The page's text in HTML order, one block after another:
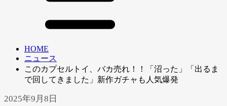
HOME
ニュース
このカプセルトイ、バカ売れ！！「沼った」「出るま
で回してきました」新作ガチャも人気爆発
2025年9月8日